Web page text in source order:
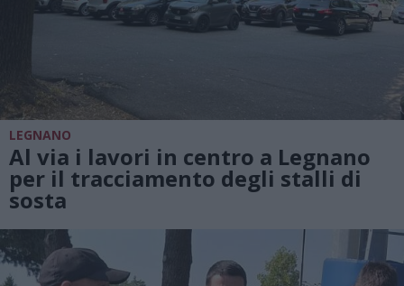
LEGNANO
Al via i lavori in centro a Legnano
per il tracciamento degli stalli di
sosta